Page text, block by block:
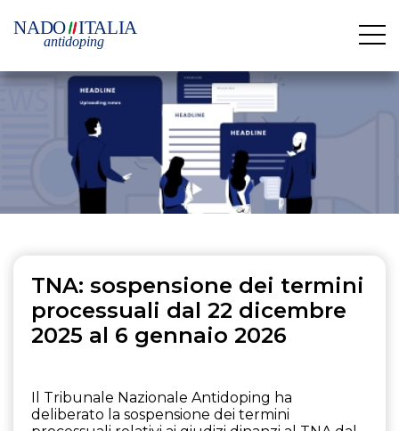
TNA: sospensione dei termini
processuali dal 22 dicembre
2025 al 6 gennaio 2026
Il Tribunale Nazionale Antidoping ha
deliberato la sospensione dei termini